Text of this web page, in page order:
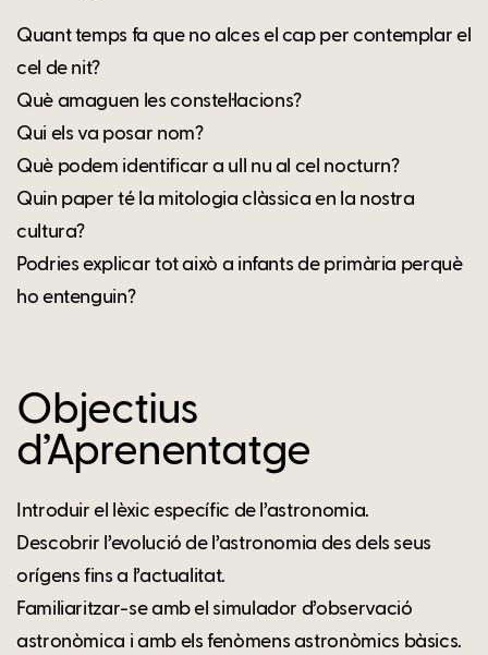
Quant temps fa que no alces el cap per contemplar el
cel de nit?
Què amaguen les constel·lacions?
Qui els va posar nom?
Què podem identificar a ull nu al cel nocturn?
Quin paper té la mitologia clàssica en la nostra
cultura?
Podries explicar tot això a infants de primària perquè
ho entenguin?
Objectius
d’Aprenentatge
Introduir el lèxic específic de l’astronomia.
Descobrir l’evolució de l’astronomia des dels seus
orígens fins a l’actualitat.
Familiaritzar-se amb el simulador d’observació
astronòmica i amb els fenòmens astronòmics bàsics.